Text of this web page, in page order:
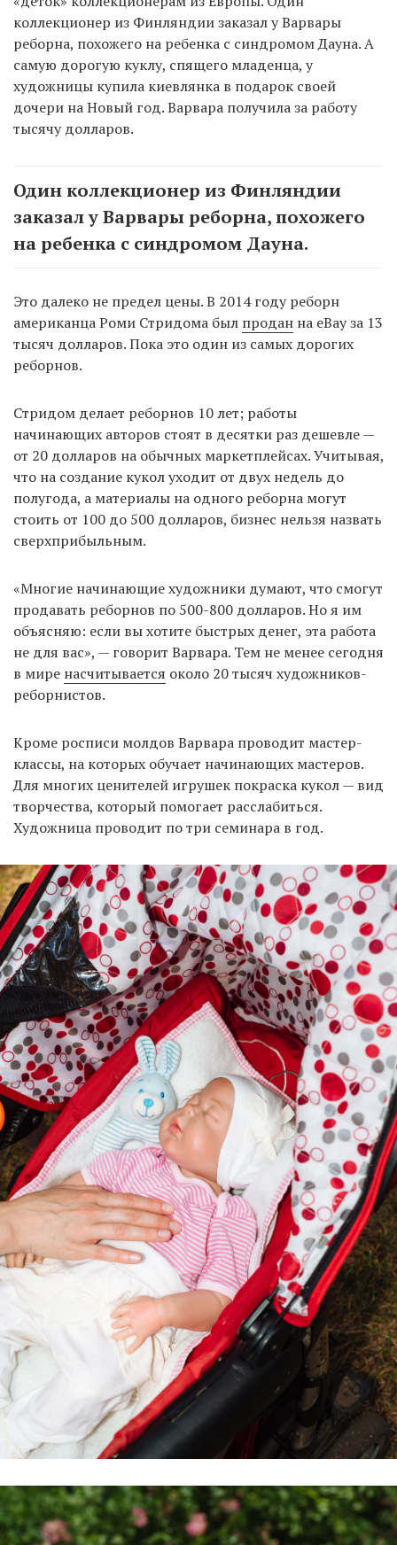
коллекционер из Финляндии заказал у Варвары
реборна, похожего на ребенка с синдромом Дауна. А
самую дорогую куклу, спящего младенца, у
художницы купила киевлянка в подарок своей
дочери на Новый год. Варвара получила за работу
тысячу долларов.
Один коллекционер из Финляндии
заказал у Варвары реборна, похожего
на ребенка с синдромом Дауна.
Это далеко не предел цены. В 2014 году реборн
американца Роми Стридома был продан на eBay за 13
тысяч долларов. Пока это один из самых дорогих
реборнов.
Стридом делает реборнов 10 лет; работы
начинающих авторов стоят в десятки раз дешевле —
от 20 долларов на обычных маркетплейсах. Учитывая,
что на создание кукол уходит от двух недель до
полугода, а материалы на одного реборна могут
стоить от 100 до 500 долларов, бизнес нельзя назвать
сверхприбыльным.
«Многие начинающие художники думают, что смогут
продавать реборнов по 500-800 долларов. Но я им
объясняю: если вы хотите быстрых денег, эта работа
не для вас», — говорит Варвара. Тем не менее сегодня
в мире насчитывается около 20 тысяч художников-
реборнистов.
Кроме росписи молдов Варвара проводит мастер-
классы, на которых обучает начинающих мастеров.
Для многих ценителей игрушек покраска кукол — вид
творчества, который помогает расслабиться.
Художница проводит по три семинара в год.